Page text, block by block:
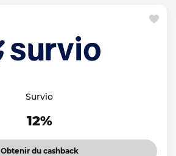
Survio
12%
Obtenir du cashback